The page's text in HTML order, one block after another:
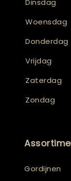
Dinsdag
Woensdag
Donderdag
Vrijdag
Zaterdag
Zondag
Gordijnen